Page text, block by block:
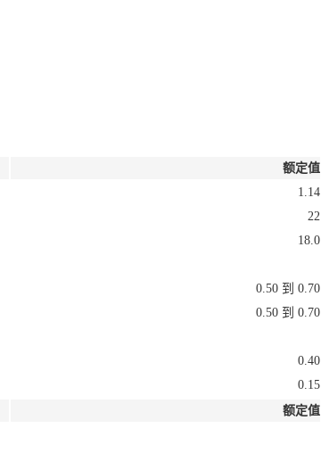
额定值
1.14
22
18.0
0.50 到 0.70
0.50 到 0.70
0.40
0.15
额定值